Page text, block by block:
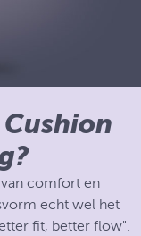
comfort en
echt wel het
fit, better flow".